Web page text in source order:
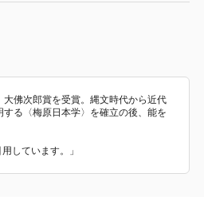
佛次郎賞を受賞。縄文時代から近代
る〈梅原日本学〉を確立の後、能を
しています。」